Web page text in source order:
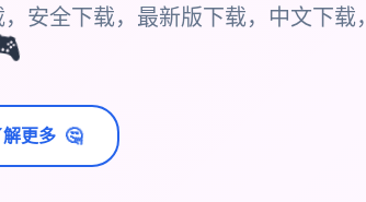
安全下载，最新版下载，中文下载，
解更多 🤔